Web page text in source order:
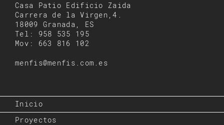
Casa Patio Edificio Zaida
Carrera de la Virgen,4.
18009 Granada, ES
Tel: 958 535 195
Mov: 663 816 102
menfis@menfis.com.es
Inicio
Proyectos